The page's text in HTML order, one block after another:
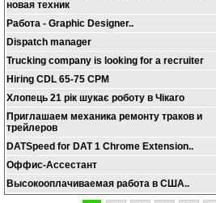
новая техник
Работа - Graphic Designer..
Dispatch manager
Trucking company is looking for a recruiter
Hiring CDL 65-75 CPM
Хлопець 21 рік шукає роботу в Чікаго
Приглашаем механика ремонту траков и
трейлеров
DATSpeed for DAT 1 Chrome Extension..
Оффис-Ассестант
Высокооплачиваемая работа в США..